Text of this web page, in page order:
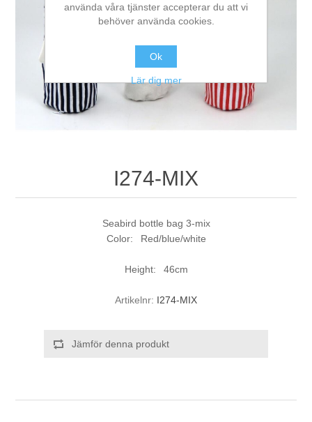
I274-MIX
Seabird bottle bag 3-mix
Color: Red/blue/white
Height: 46cm
Artikelnr: I274-MIX
Jämför denna produkt
använda våra tjänster accepterar du att vi
behöver använda cookies.
Ok
Lär dig mer